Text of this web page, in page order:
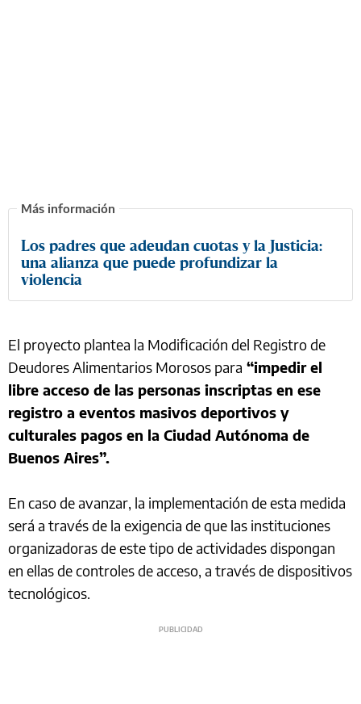
Los padres que adeudan cuotas y la Justicia:
una alianza que puede profundizar la
violencia
El proyecto plantea la Modificación del Registro de
Deudores Alimentarios Morosos para “impedir el
libre acceso de las personas inscriptas en ese
registro a eventos masivos deportivos y
culturales pagos en la Ciudad Autónoma de
Buenos Aires”.
En caso de avanzar, la implementación de esta medida
será a través de la exigencia de que las instituciones
organizadoras de este tipo de actividades dispongan
en ellas de controles de acceso, a través de dispositivos
tecnológicos.